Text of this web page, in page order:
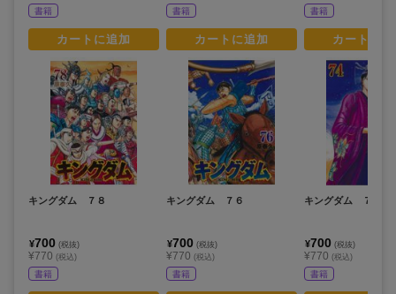
書籍
カートに追加
キングダム ７８
¥700 (税抜)
¥770 (税込)
書籍
書籍
カートに追加
キングダム ７６
¥700 (税抜)
¥770 (税込)
書籍
書籍
カートに
キングダム ７４
¥700 (税抜)
¥770 (税込)
書籍